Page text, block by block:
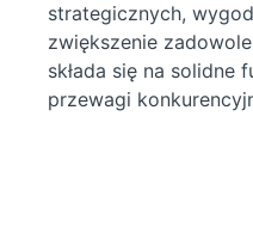
strategicznych,
zwiększenie
składa się na solidne
przewagi